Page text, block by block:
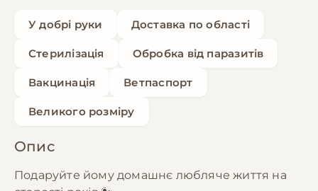
У добрі руки Доставка по області
Стерилізація Обробка від паразитів
Вакцинація Ветпаспорт
Великого розміру
Опис
Подаруйте йому домашнє любляче життя на